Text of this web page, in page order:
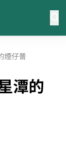
煙仔罾
潭的